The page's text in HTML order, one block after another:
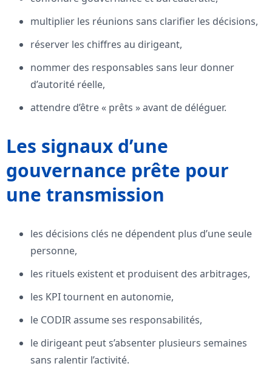
multiplier les réunions sans clarifier les décisions,
réserver les chiffres au dirigeant,
nommer des responsables sans leur donner
d’autorité réelle,
attendre d’être « prêts » avant de déléguer.
Les signaux d’une
gouvernance prête pour
une transmission
les décisions clés ne dépendent plus d’une seule
personne,
les rituels existent et produisent des arbitrages,
les KPI tournent en autonomie,
le CODIR assume ses responsabilités,
le dirigeant peut s’absenter plusieurs semaines
sans ralentir l’activité.